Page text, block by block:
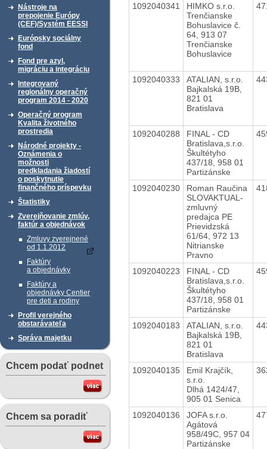
Nástroje na
prepojenie Európy
(CEF)/Systém EESSI
Európsky sociálny
fond
Fond pre azyl,
migráciu a integráciu
Integrovaný
regionálny operačný
program 2014 - 2020
Operačný program
Kvalita životného
prostredia
Národné projekty -
Oznámenia o
možnosti
predkladania žiadostí
o poskytnutie
finančného príspevku
Štatistiky
Zverejňovanie zmlúv,
faktúr a objednávok
Zmluvy zverejnené
od 1.1.2012
Faktúry
a objednávky
Faktúry a
objednávky Centier
pre deti a rodiny
Profil verejného
obstarávateľa
Správa majetku
Chcem podať podnet
Chcem sa poradiť
1092040341
HIMKO s.r.o.
Trenčianske
Bohuslavice č.
64, 913 07
Trenčianske
Bohuslavice
1092040333
ATALIAN, s.r.o.
Bajkalská 19B,
821 01
Bratislava
1092040288
FINAL - CD
Bratislava,s.r.o.
Škultétyho
437/18, 958 01
Partizánske
1092040230
Roman Raučina
SLOVAKTUAL-
zmluvný
predajca PE
Prievidzská
61/64, 972 13
Nitrianske
Pravno
1092040223
FINAL - CD
Bratislava,s.r.o.
Škultétyho
437/18, 958 01
Partizánske
1092040183
ATALIAN, s.r.o.
Bajkalská 19B,
821 01
Bratislava
1092040135
Emil Krajčík,
s.r.o.
Dlhá 1424/47,
905 01 Senica
1092040136
JOFA s.r.o.
Agátová
958/49C, 957 04
Partizánske